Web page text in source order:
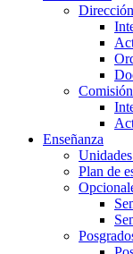
Enseñanza
Plan de